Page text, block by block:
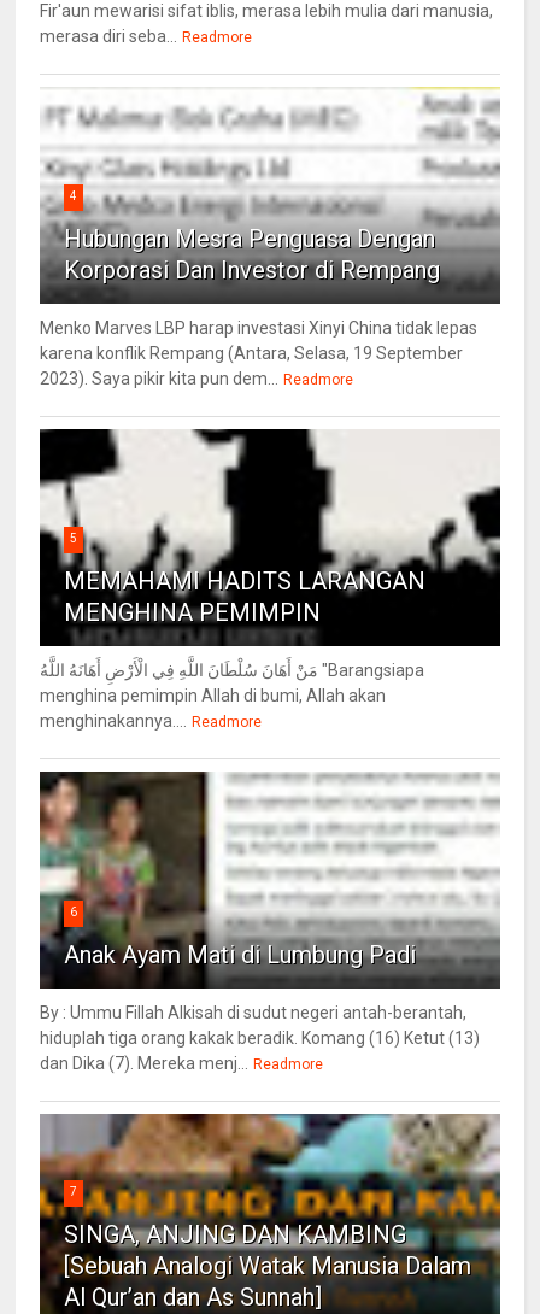
Fir'aun mewarisi sifat iblis, merasa lebih mulia dari manusia,
merasa diri seba... Readmore
4
Hubungan Mesra Penguasa Dengan
Korporasi Dan Investor di Rempang
Menko Marves LBP harap investasi Xinyi China tidak lepas
karena konflik Rempang (Antara, Selasa, 19 September
2023). Saya pikir kita pun dem... Readmore
5
MEMAHAMI HADITS LARANGAN
MENGHINA PEMIMPIN
مَنْ أَهَانَ سُلْطَانَ اللَّهِ فِي الْأَرْضِ أَهَانَهُ اللَّهُ "Barangsiapa
menghina pemimpin Allah di bumi, Allah akan
menghinakannya.... Readmore
6
Anak Ayam Mati di Lumbung Padi
By : Ummu Fillah Alkisah di sudut negeri antah-berantah,
hiduplah tiga orang kakak beradik. Komang (16) Ketut (13)
dan Dika (7). Mereka menj... Readmore
7
SINGA, ANJING DAN KAMBING
[Sebuah Analogi Watak Manusia Dalam
Al Qur’an dan As Sunnah]